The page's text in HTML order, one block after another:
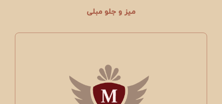
میز و جلو مبلی